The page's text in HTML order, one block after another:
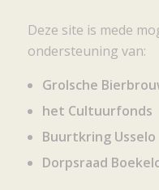
Deze site is mede
ondersteuning van:
Grolsche
het Cultuurfonds
Buurtkring Usselo
Dorpsraad